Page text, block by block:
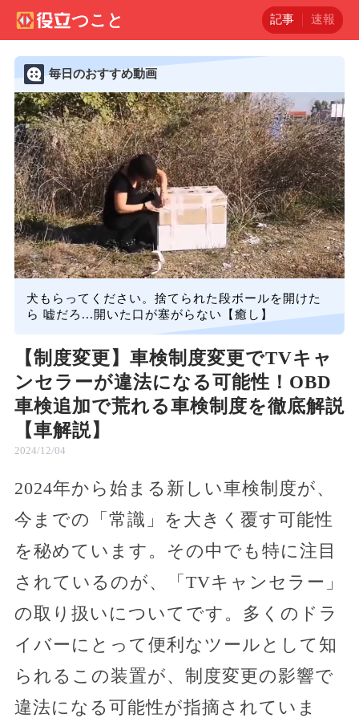
記事 速報
毎日のおすすめ動画
犬もらってください。捨てられた段ボールを開けた
ら 嘘だろ...開いた口が塞がらない【癒し】
【制度変更】車検制度変更でTVキャ
ンセラーが違法になる可能性！OBD
車検追加で荒れる車検制度を徹底解説
【車解説】
2024/12/04
2024年から始まる新しい車検制度が、
今までの「常識」を大きく覆す可能性
を秘めています。その中でも特に注目
されているのが、「TVキャンセラー」
の取り扱いについてです。多くのドラ
イバーにとって便利なツールとして知
られるこの装置が、制度変更の影響で
違法になる可能性が指摘されていま